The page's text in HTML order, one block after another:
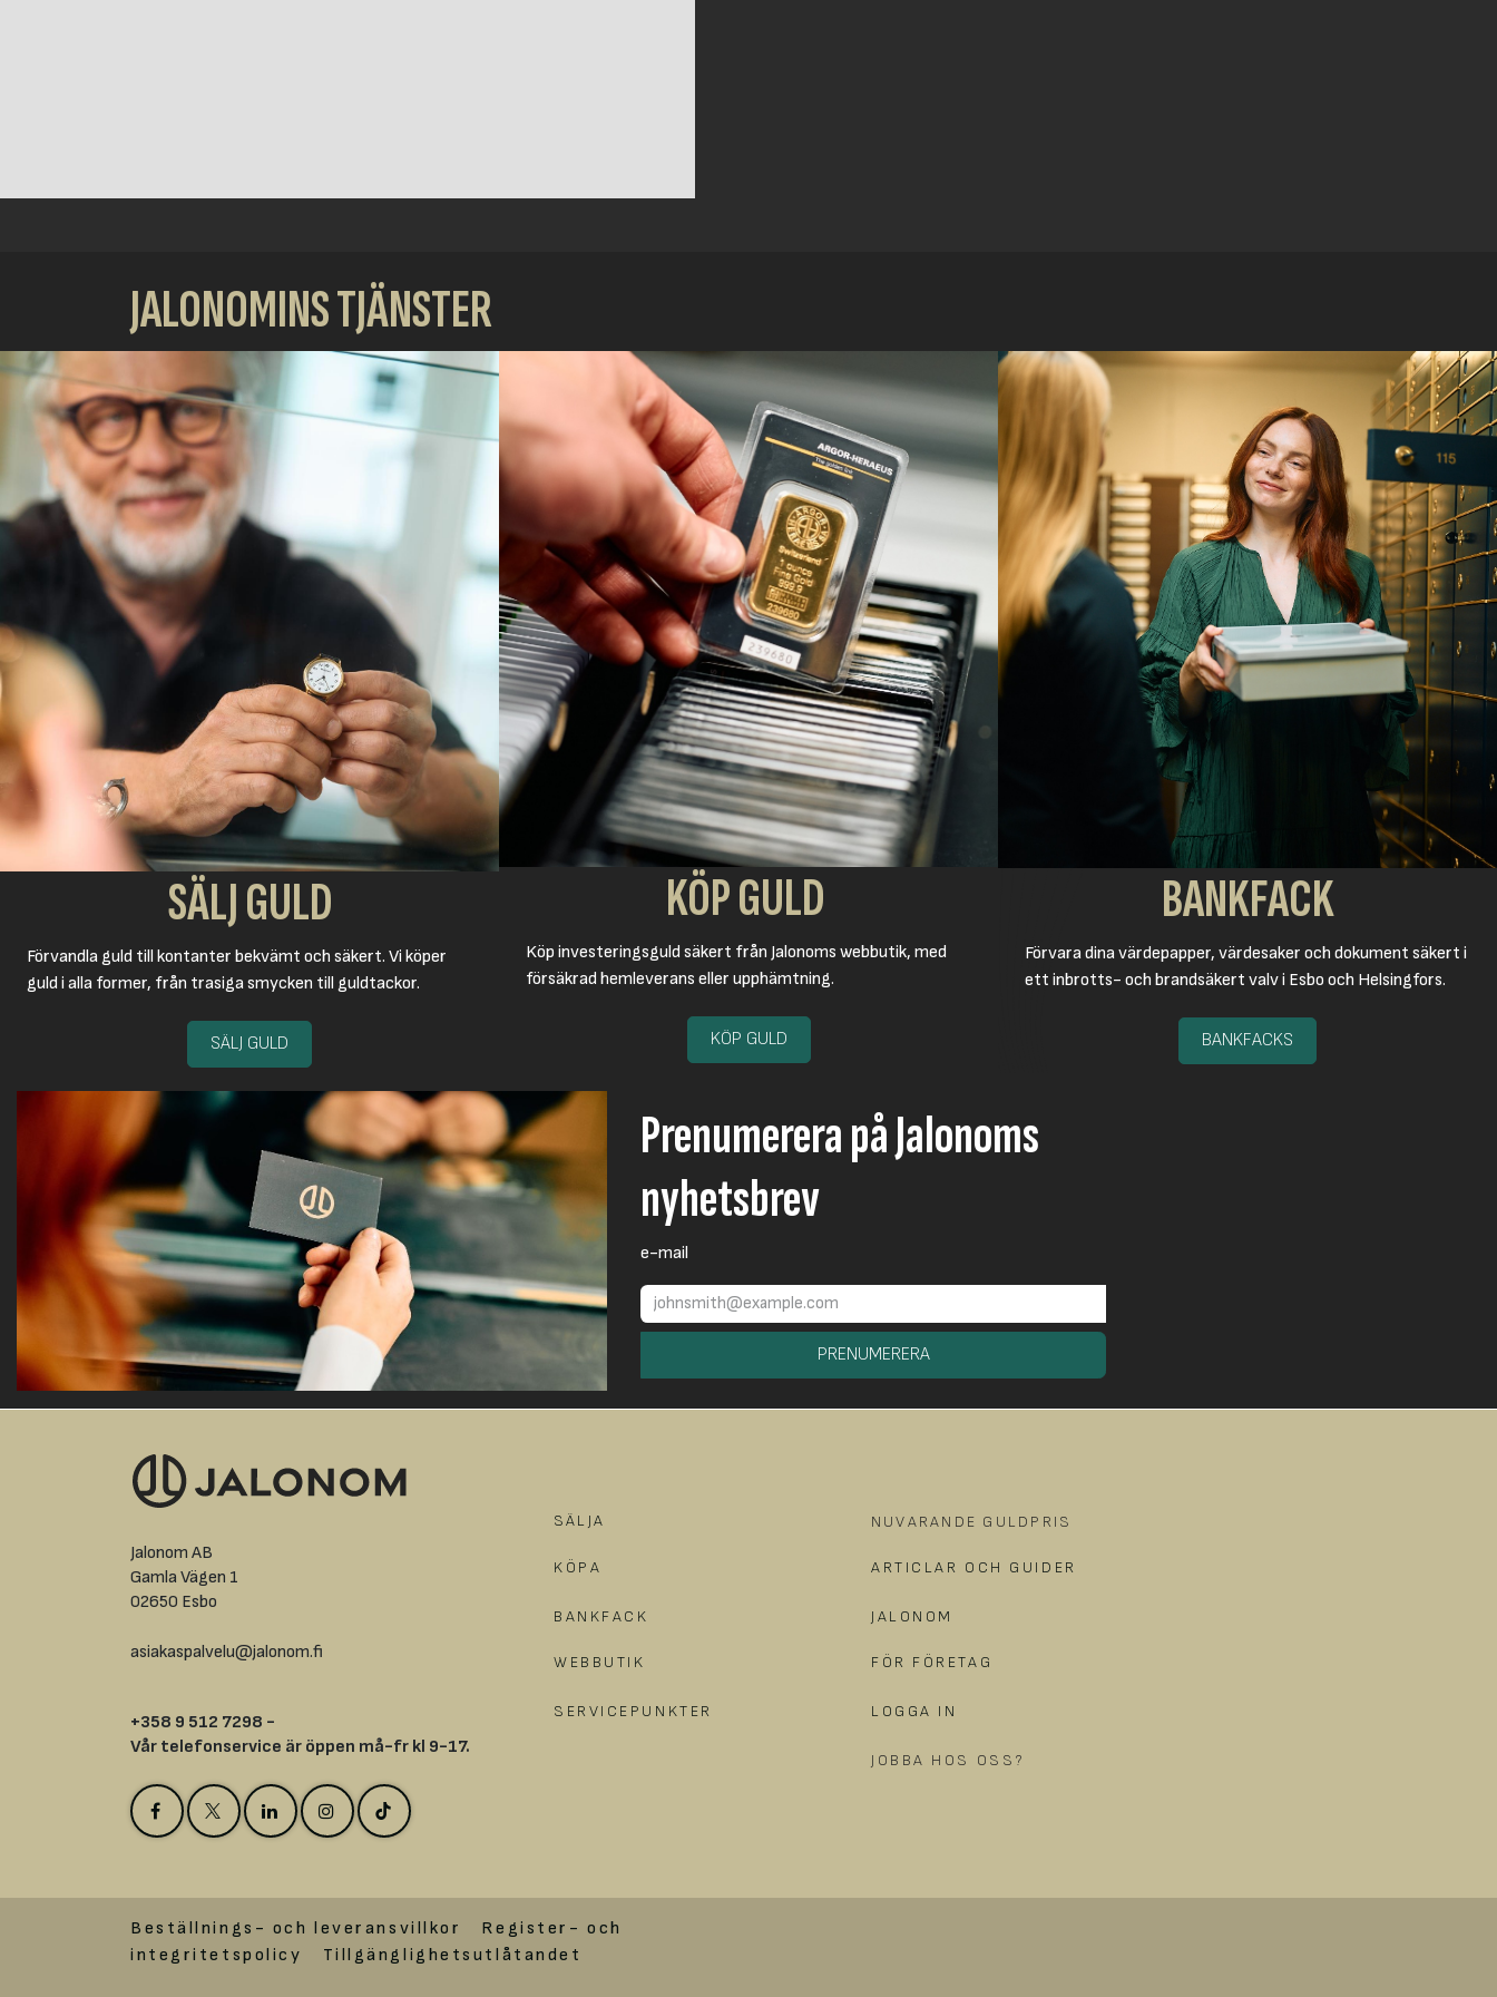
JALONOMINS TJÄNSTER
SÄLJ GULD
Förvandla guld till kontanter bekvämt och säkert. Vi köper
guld i alla former, från trasiga smycken till guldtackor.
SÄLJ GULD
KÖP GULD
Köp investeringsguld säkert från Jalonoms webbutik, med
försäkrad hemleverans eller upphämtning.
KÖP GULD
BANKFACK
Förvara dina värdepapper, värdesaker och dokument säkert i
ett inbrotts- och brandsäkert valv i Esbo och Helsingfors.
BANKFACKS
Prenumerera på Jalonoms
nyhetsbrev
e-mail
PRENUMERERA
Jalonom AB
Gamla Vägen 1
02650 Esbo
asiakaspalvelu@jalonom.fi
+358 9 512 7298 -
Vår telefonservice är öppen må-fr kl 9-17.
SÄLJA
KÖPA
BANKFACK
WEBBUTIK
SERVICEPUNKTER
NUVARANDE GULDPRIS
ARTICLAR OCH GUIDER
JALONOM
FÖR FÖRETAG
LOGGA IN
JOBBA HOS OSS?
Beställnings- och leveransvillkor
Register- och
integritetspolicy
Tillgänglighetsutlåtandet